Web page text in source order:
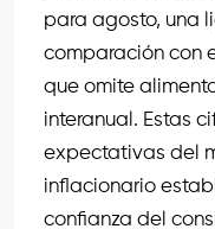
para agosto, una
comparación con
que omite
interanual. Estas
expectativas del
inflacionario
confianza del